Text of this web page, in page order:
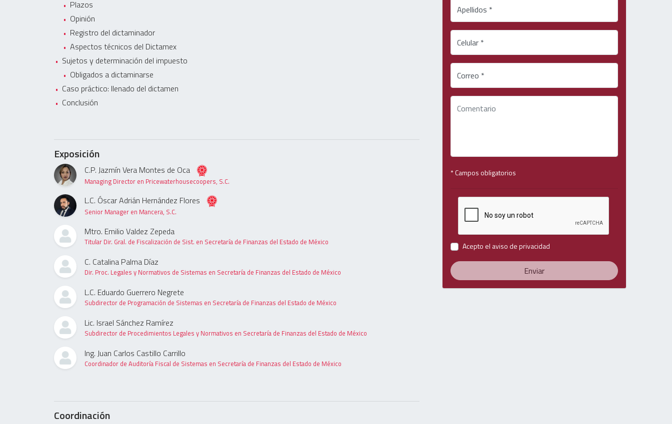
Plazos
Opinión
Registro del dictaminador
Aspectos técnicos del Dictamex
Sujetos y determinación del impuesto
Obligados a dictaminarse
Caso práctico: llenado del dictamen
Conclusión
Exposición
C.P. Jazmín Vera Montes de Oca
Managing Director en Pricewaterhousecoopers, S.C.
L.C. Óscar Adrián Hernández Flores
Senior Manager en Mancera, S.C.
Mtro. Emilio Valdez Zepeda
Titular Dir. Gral. de Fiscalización de Sist. en Secretaría de Finanzas del Estado de México
C. Catalina Palma Díaz
Dir. Proc. Legales y Normativos de Sistemas en Secretaría de Finanzas del Estado de México
L.C. Eduardo Guerrero Negrete
Subdirector de Programación de Sistemas en Secretaría de Finanzas del Estado de México
Lic. Israel Sánchez Ramírez
Subdirector de Procedimientos Legales y Normativos en Secretaría de Finanzas del Estado de México
Ing. Juan Carlos Castillo Carrillo
Coordinador de Auditoría Fiscal de Sistemas en Secretaría de Finanzas del Estado de México
Coordinación
Apellidos *
Celular *
Correo *
* Campos obligatorios
Acepto el aviso de privacidad
Enviar